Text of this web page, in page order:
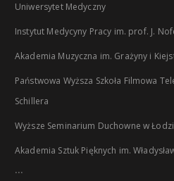
Uniwersytet Medyczny
Instytut Medycyny Pracy im. prof. J.
Akademia Muzyczna im. Grażyny i
Państwowa Wyższa Szkoła Filmowa
Schillera
Wyższe Seminarium Duchowne w Łodzi
Akademia Sztuk Pięknych im.
...